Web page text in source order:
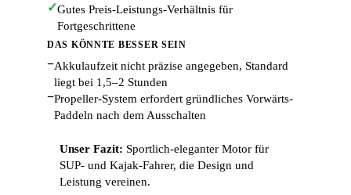
✓Gutes Preis-Leistungs-Verhältnis für
Fortgeschrittene
DAS KÖNNTE BESSER SEIN
−Akkulaufzeit nicht präzise angegeben, Standard
liegt bei 1,5–2 Stunden
−Propeller-System erfordert gründliches Vorwärts-
Paddeln nach dem Ausschalten
Unser Fazit: Sportlich-eleganter Motor für
SUP- und Kajak-Fahrer, die Design und
Leistung vereinen.